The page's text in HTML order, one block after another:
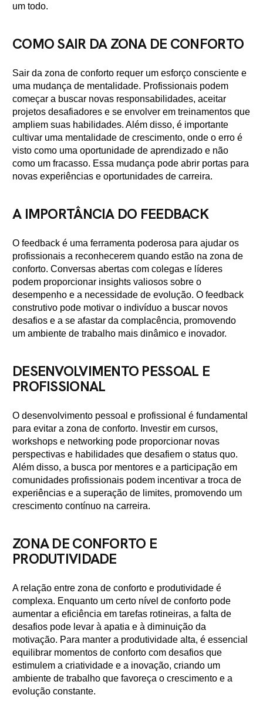
um todo.
COMO SAIR DA ZONA DE CONFORTO
Sair da zona de conforto requer um esforço consciente e
uma mudança de mentalidade. Profissionais podem
começar a buscar novas responsabilidades, aceitar
projetos desafiadores e se envolver em treinamentos que
ampliem suas habilidades. Além disso, é importante
cultivar uma mentalidade de crescimento, onde o erro é
visto como uma oportunidade de aprendizado e não
como um fracasso. Essa mudança pode abrir portas para
novas experiências e oportunidades de carreira.
A IMPORTÂNCIA DO FEEDBACK
O feedback é uma ferramenta poderosa para ajudar os
profissionais a reconhecerem quando estão na zona de
conforto. Conversas abertas com colegas e líderes
podem proporcionar insights valiosos sobre o
desempenho e a necessidade de evolução. O feedback
construtivo pode motivar o indivíduo a buscar novos
desafios e a se afastar da complacência, promovendo
um ambiente de trabalho mais dinâmico e inovador.
DESENVOLVIMENTO PESSOAL E
PROFISSIONAL
O desenvolvimento pessoal e profissional é fundamental
para evitar a zona de conforto. Investir em cursos,
workshops e networking pode proporcionar novas
perspectivas e habilidades que desafiem o status quo.
Além disso, a busca por mentores e a participação em
comunidades profissionais podem incentivar a troca de
experiências e a superação de limites, promovendo um
crescimento contínuo na carreira.
ZONA DE CONFORTO E
PRODUTIVIDADE
A relação entre zona de conforto e produtividade é
complexa. Enquanto um certo nível de conforto pode
aumentar a eficiência em tarefas rotineiras, a falta de
desafios pode levar à apatia e à diminuição da
motivação. Para manter a produtividade alta, é essencial
equilibrar momentos de conforto com desafios que
estimulem a criatividade e a inovação, criando um
ambiente de trabalho que favoreça o crescimento e a
evolução constante.